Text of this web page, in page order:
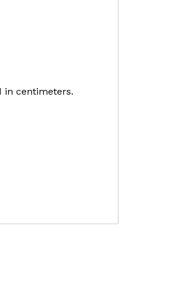
in centimeters.